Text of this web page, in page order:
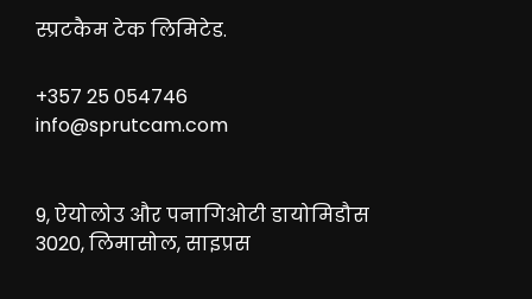
स्प्रटकैम टेक लिमिटेड.
+357 25 054746
info@sprutcam.com
9, ऐयोलोउ और पनागिओटी डायोमिडौस
3020, लिमासोल, साइप्रस